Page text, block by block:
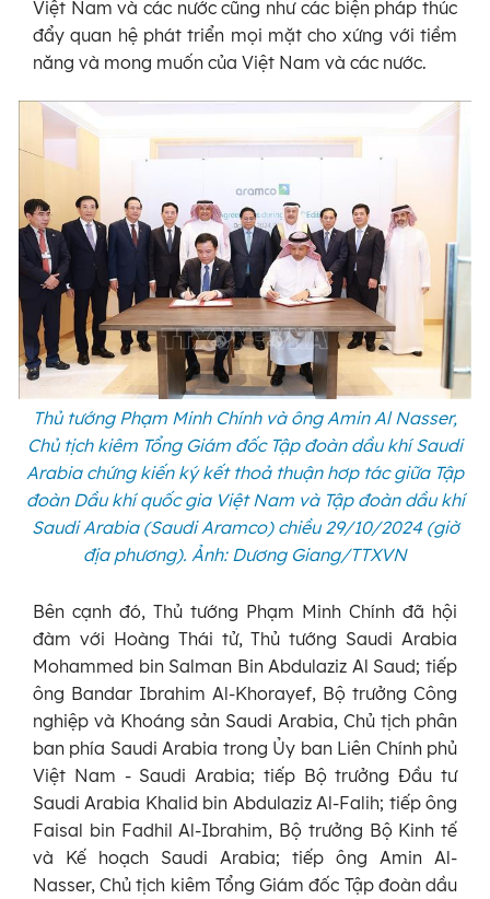
Việt Nam và các nước cũng như các biện pháp thúc
đẩy quan hệ phát triển mọi mặt cho xứng với tiềm
năng và mong muốn của Việt Nam và các nước.
Thủ tướng Phạm Minh Chính và ông Amin Al Nasser,
Chủ tịch kiêm Tổng Giám đốc Tập đoàn dầu khí Saudi
Arabia chứng kiến ký kết thoả thuận hơp tác giữa Tập
đoàn Dầu khí quốc gia Việt Nam và Tập đoàn dầu khí
Saudi Arabia (Saudi Aramco) chiều 29/10/2024 (giờ
địa phương). Ảnh: Dương Giang/TTXVN
Bên cạnh đó, Thủ tướng Phạm Minh Chính đã hội
đàm với Hoàng Thái tử, Thủ tướng Saudi Arabia
Mohammed bin Salman Bin Abdulaziz Al Saud; tiếp
ông Bandar Ibrahim Al-Khorayef, Bộ trưởng Công
nghiệp và Khoáng sản Saudi Arabia, Chủ tịch phân
ban phía Saudi Arabia trong Ủy ban Liên Chính phủ
Việt Nam - Saudi Arabia; tiếp Bộ trưởng Đầu tư
Saudi Arabia Khalid bin Abdulaziz Al-Falih; tiếp ông
Faisal bin Fadhil Al-Ibrahim, Bộ trưởng Bộ Kinh tế
và Kế hoạch Saudi Arabia; tiếp ông Amin Al-
Nasser, Chủ tịch kiêm Tổng Giám đốc Tập đoàn dầu